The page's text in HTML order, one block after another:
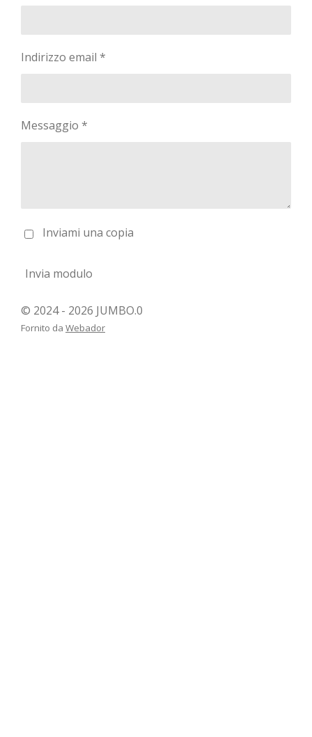
Indirizzo email *
Messaggio *
Inviami una copia
Invia modulo
© 2024 - 2026 JUMBO.0
Fornito da Webador